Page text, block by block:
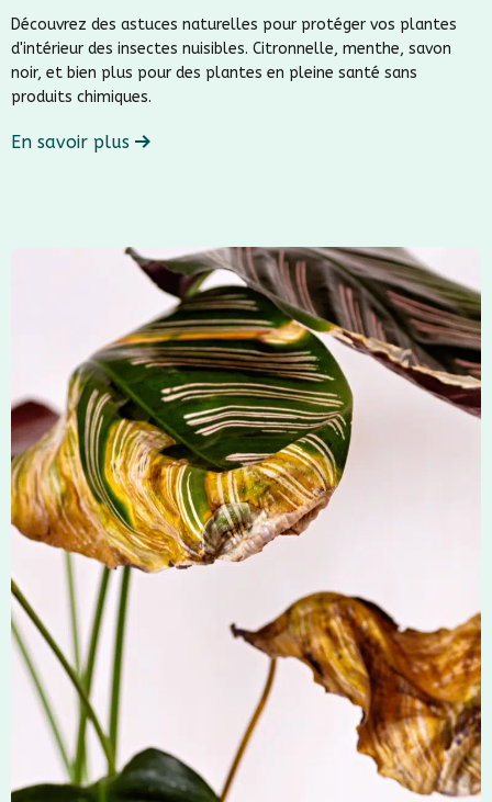
Découvrez des astuces naturelles pour protéger vos plantes
d'intérieur des insectes nuisibles. Citronnelle, menthe, savon
noir, et bien plus pour des plantes en pleine santé sans
produits chimiques.
En savoir plus